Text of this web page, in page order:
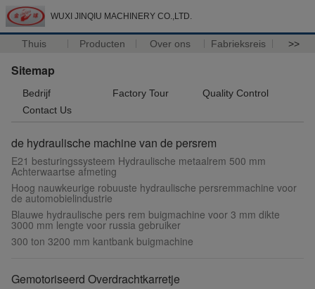
WUXI JINQIU MACHINERY CO.,LTD.
Thuis Producten Over ons Fabrieksreis >>
Sitemap
Bedrijf Factory Tour
Quality Control
Contact Us
de hydraulische machine van de persrem
E21 besturingssysteem Hydraulische metaalrem 500 mm
Achterwaartse afmeting
Hoog nauwkeurige robuuste hydraulische persremmachine voor
de automobielindustrie
Blauwe hydraulische pers rem buigmachine voor 3 mm dikte
3000 mm lengte voor russia gebruiker
300 ton 3200 mm kantbank buigmachine
Gemotoriseerd Overdrachtkarretje